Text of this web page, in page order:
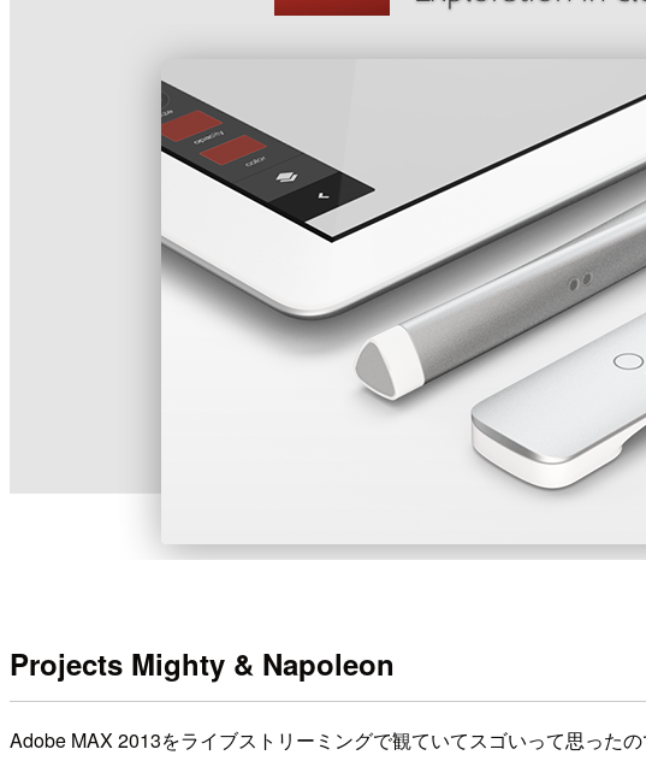
Projects Mighty & Napoleon
Adobe MAX 2013をライブストリーミングで観ていてスゴいって思った